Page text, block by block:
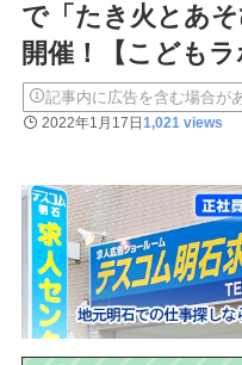
で「たき火とあ
開催！【こどもラ
記事内に広告を含む場合が
2022年1月17日1,021 views